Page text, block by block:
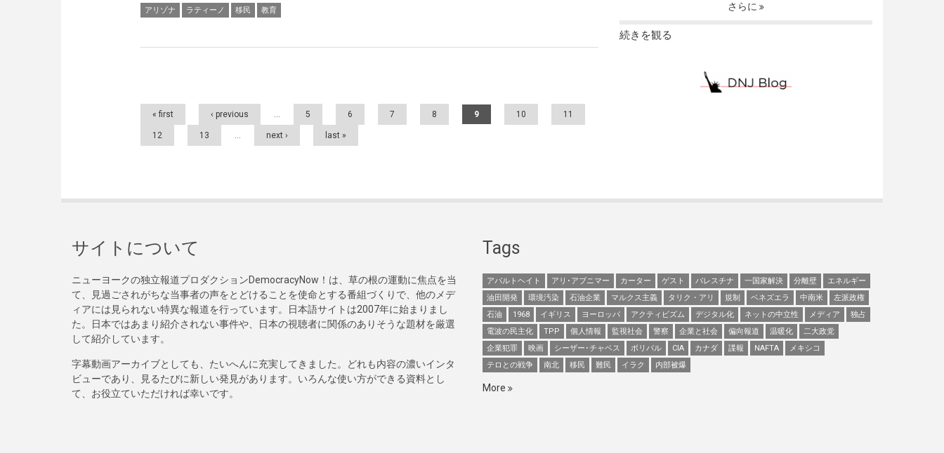
アリゾナ ラティーノ 移民 教育
Pages
« first ‹ previous … 5 6 7 8 9 10 11
12 13 … next › last »
さらに
続きを観る
サイトについて
ニューヨークの独立報道プロダクションDemocracyNow！は、草の根の運動に焦点を当
て、見過ごされがちな当事者の声をとどけることを使命とする番組づくりで、他のメデ
ィアには見られない特異な報道を行っています。日本語サイトは2007年に始まりまし
た。日本ではあまり紹介されない事件や、日本の視聴者に関係のありそうな題材を厳選
して紹介しています。
字幕動画アーカイブとしても、たいへんに充実してきました。どれも内容の濃いインタ
ビューであり、見るたびに新しい発見があります。いろんな使い方ができる資料とし
て、お役立ていただければ幸いです。
Tags
アパルトヘイト アリ･アブニマー カーター ゲスト パレスチナ 一国家解決 分離壁
エネルギー
油田開発
環境汚染 石油企業 マルクス主義 タリク・アリ 規制 ベネズエラ 中南米
左派政権
石油
1968 イギリス ヨーロッパ アクティビズム デジタル化 ネットの中立性 メディア
独占
電波の民主化
TPP 個人情報 監視社会 警察 企業と社会 偏向報道 温暖化
二大政党
企業犯罪
映画 シーザー･チャベス ボリバル CIA カナダ 諜報 NAFTA
メキシコ
テロとの戦争
南北 移民 難民 イラク 内部被爆
More